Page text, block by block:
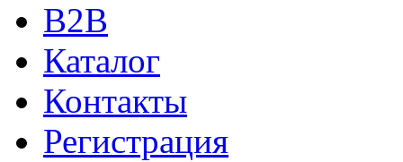
B2B
Каталог
Контакты
Регистрация